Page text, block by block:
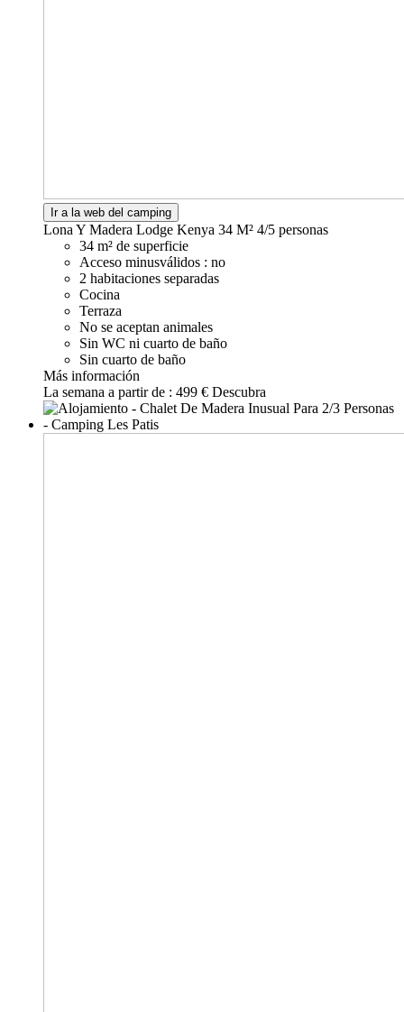
Ir a la web del camping
Lona Y Madera Lodge Kenya 34 M² 4/5 personas
34 m² de superficie
Acceso minusválidos : no
2 habitaciones separadas
Cocina
Terraza
No se aceptan animales
Sin WC ni cuarto de baño
Sin cuarto de baño
Más información
La semana a partir de : 499 € Descubra